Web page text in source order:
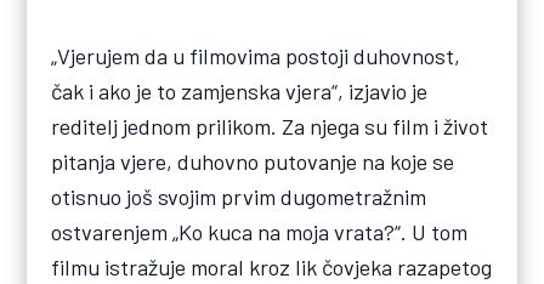
„Vjerujem da u filmovima postoji duhovnost,
čak i ako je to zamjenska vjera“, izjavio je
reditelj jednom prilikom. Za njega su film i život
pitanja vjere, duhovno putovanje na koje se
otisnuo još svojim prvim dugometražnim
ostvarenjem „Ko kuca na moja vrata?“. U tom
filmu istražuje moral kroz lik čovjeka razapetog